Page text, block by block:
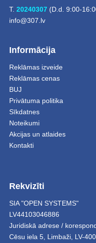
T. 20240307(D.d. 9:00-
info@307.lv
Informācija
Reklāmas izveide
Reklāmas cenas
BUJ
Privātuma politika
Sīkdatnes
Noteikumi
Akcijas un atlaides
Kontakti
Rekvizīti
SIA "OPEN SYSTEMS"
LV44103046886
Juridiskā adrese /
Cēsu iela 5, Limbaži, LV-